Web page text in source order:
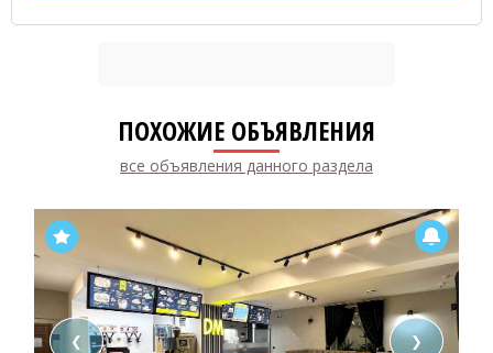
ПОХОЖИЕ ОБЪЯВЛЕНИЯ
все объявления данного раздела
❮ ❯